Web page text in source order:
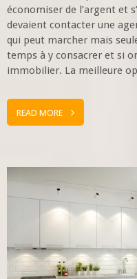
économiser de l’argent et
devaient contacter une
qui peut marcher mais
temps à y consacrer et si
immobilier. La meilleure
READ MORE